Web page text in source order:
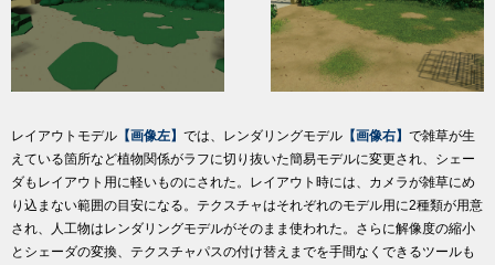
レイアウトモデル 【画像左】 では、レンダリングモデル 【画像右】 で雑草が生
えている箇所など植物関係がラフに切り抜いた簡易モデルに変更され、シェー
ダもレイアウト用に軽いものにされた。レイアウト時には、カメラが雑草にめ
り込まない範囲の目安になる。テクスチャはそれぞれのモデル用に2種類が用意
され、人工物はレンダリングモデルがそのまま使われた。さらに解像度の縮小
とシェーダの変換、テクスチャパスの付け替えまでを手間なくできるツールも